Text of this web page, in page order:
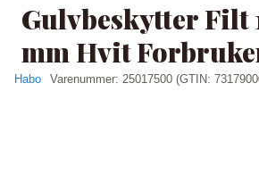
Gulvbeskytter Filt
mm Hvit
Habo Varenummer: 25017500 (GTIN: